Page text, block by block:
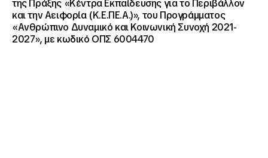
της Πράξης «Κέντρα Εκπαίδευσης για το Περιβάλλον
και την Αειφορία (Κ.Ε.ΠΕ.Α.)», του Προγράμματος
«Ανθρώπινο Δυναμικό και Κοινωνική Συνοχή 2021-
2027», με κωδικό ΟΠΣ 6004470